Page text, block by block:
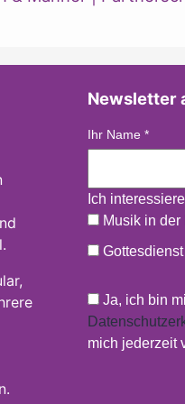
Newsletter
Ihr Name *
Ich
Musik in der
Ja, ich bin
mich jederzeit